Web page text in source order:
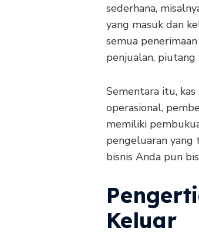
sederhana,
yang masuk dan
semua
penjualan,
Sementara itu,
operasional,
memiliki
pengeluaran yang
bisnis Anda pun
Keluar